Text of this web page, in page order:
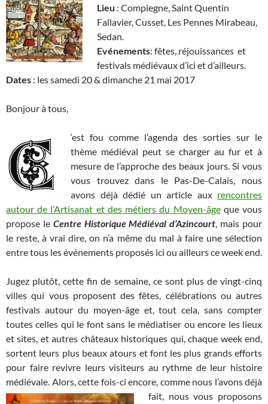
Lieu : Compiegne, Saint Quentin
Fallavier, Cusset, Les Pennes Mirabeau,
Sedan.
Evénements: fêtes, réjouissances et
festivals médiévaux d’ici et d’ailleurs.
Dates : les samedi 20 & dimanche 21 mai 2017
Bonjour à tous,
‘est fou comme l’agenda des sorties sur le
thème médiéval peut se charger au fur et à
mesure de l’approche des beaux jours. Si vous
vous trouvez dans le Pas-De-Calais, nous
avons déjà dédié un article aux rencontres
autour de l’Artisanat et des métiers du Moyen-âgeque vous
propose le Centre Historique Médiéval d’Azincourt, mais pour
le reste, à vrai dire, on n’a même du mal à faire une sélection
entre tous les événements proposés ici ou ailleurs ce week end.
Jugez plutôt, cette fin de semaine, ce sont plus de vingt-cinq
villes qui vous proposent des fêtes, célébrations ou autres
festivals autour du moyen-âge et, tout cela, sans compter
toutes celles qui le font sans le médiatiser ou encore les lieux
et sites, et autres châteaux historiques qui, chaque week end,
sortent leurs plus beaux atours et font les plus grands efforts
pour faire revivre leurs visiteurs au rythme de leur histoire
médiévale. Alors, cette fois-ci encore, comme nous l’avons déjà
fait, nous vous proposons